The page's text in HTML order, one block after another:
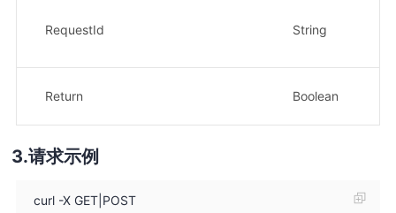
RequestId String
Return Boolean
请求示例
curl -X GET|POST